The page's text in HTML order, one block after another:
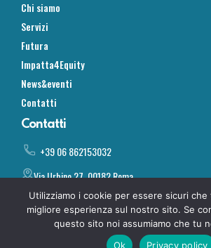
Chi siamo
Servizi
Futura
Impatta4Equity
News&eventi
Contatti
Contatti
+39 06 862153032
Via Urbino 27, 00182 Roma
info@impatta.it
©2024 Impatta. All rights reserved
Utilizziamo i cookie per essere sicuri che
migliore esperienza sul nostro sito. Se
questo sito noi assumiamo che tu
Ok
Privacy policy